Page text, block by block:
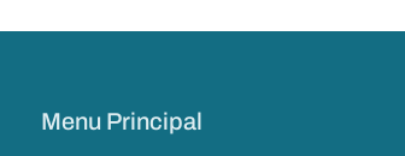
Menu Principal